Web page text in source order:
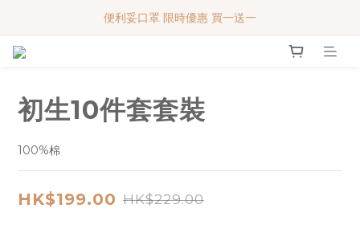
便利妥口罩 限時優惠 買一送一
便利妥口罩 限時優惠 買一送一
初生10件套套裝
100%棉
HK$199.00 HK$229.00